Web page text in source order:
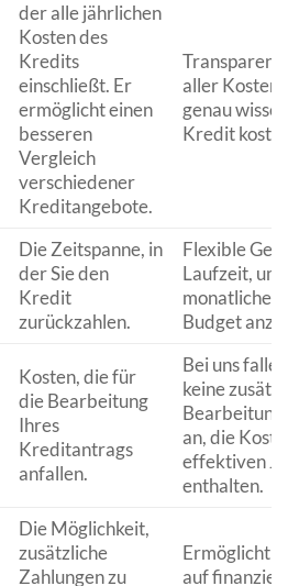
der alle jährlichen
Kosten des
Kredits
einschließt. Er
ermöglicht einen
besseren
Vergleich
verschiedener
Kreditangebote.
aller Kosten,
genau
Kredit
Die Zeitspanne, in
der Sie den
Kredit
zurückzahlen.
Flexible
Laufzeit, um
monatliche
Budget
Kosten, die für
die Bearbeitung
Ihres
Kreditantrags
anfallen.
Bei uns
keine
an, die
effektiven
enthalten.
Die Möglichkeit,
zusätzliche
Zahlungen zu
Ermöglicht
auf